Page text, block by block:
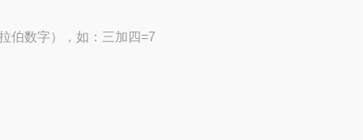
伯数字），如：三加四=7